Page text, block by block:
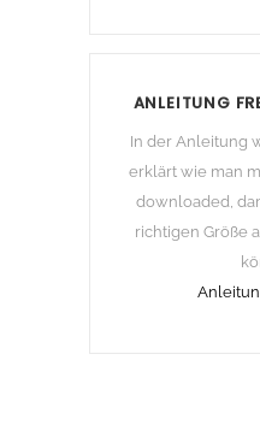
ANLEITUNG
In der Anleitung
erklärt wie man
downloaded,
richtigen Größe